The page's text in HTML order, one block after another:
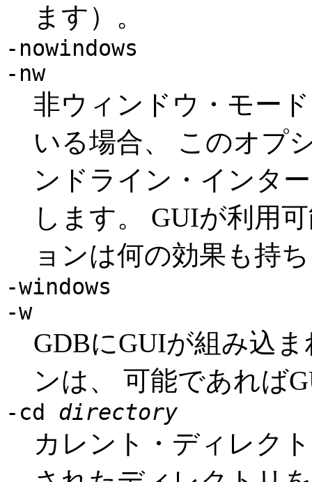
ます）。
-nowindows
-nw
非ウィンドウ・モー
いる場合、 このオプ
ンドライン・インタ
します。 GUIが利用
ョンは何の効果も持
-windows
-w
GDBにGUIが組み込
ンは、 可能であれば
-cd directory
カレント・ディレク